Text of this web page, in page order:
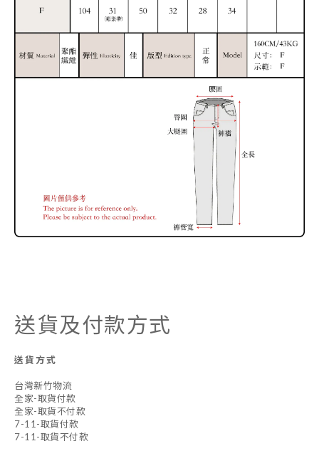
送貨及付款方式
送貨方式
台灣新竹物流
全家-取貨付款
全家-取貨不付款
7-11-取貨付款
7-11-取貨不付款